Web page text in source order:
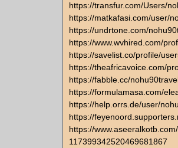
https://transfur.com/Users/
https://matkafasi.com/user/
https://undrtone.com/
https://www.wvhired.com/
https://savelist.co/profile/
https://theafricavoice.com/
https://fabble.cc/
https://formulamasa.com/
https://help.orrs.de/user/
https://
https://
117399342520469681867